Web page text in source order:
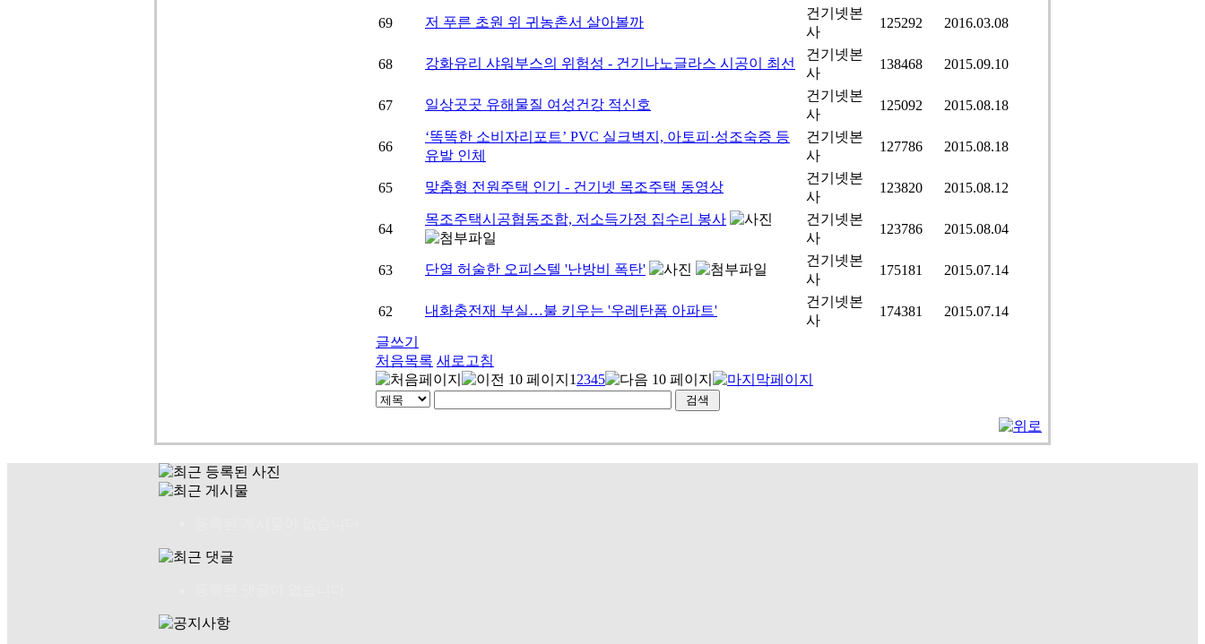
69 저 푸른 초원 위 귀농촌서 살아볼까
건기넷본
사
125292 2016.03.08
68 강화유리 샤워부스의 위험성 - 건기나노글라스 시공이 최선
건기넷본
사
138468 2015.09.10
67 일상곳곳 유해물질 여성건강 적신호
건기넷본
사
125092 2015.08.18
66
‘똑똑한 소비자리포트’ PVC 실크벽지, 아토피·성조숙증 등
유발 인체
건기넷본
사
127786 2015.08.18
65 맞춤형 전원주택 인기 - 건기넷 목조주택 동영상
건기넷본
사
123820 2015.08.12
64
목조주택시공협동조합, 저소득가정 집수리 봉사
건기넷본
사
123786 2015.08.04
63 단열 허술한 오피스텔 '난방비 폭탄'
건기넷본
사
175181 2015.07.14
62 내화충전재 부실…불 키우는 '우레탄폼 아파트'
건기넷본
사
174381
2015.07.14
글쓰기
처음목록 새로고침
12345